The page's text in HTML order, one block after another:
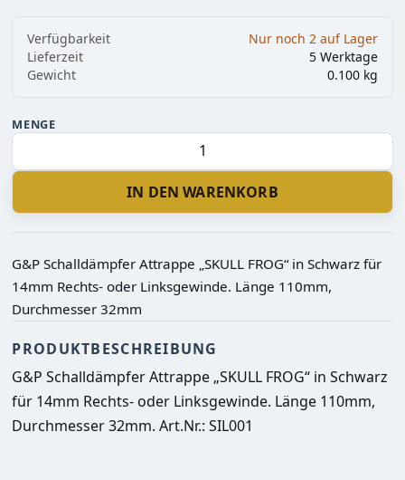
Verfügbarkeit
Nur noch 2 auf Lager
Lieferzeit
5 Werktage
Gewicht
0.100 kg
MENGE
IN DEN WARENKORB
G&P Schalldämpfer Attrappe „SKULL FROG“ in Schwarz für
14mm Rechts- oder Linksgewinde. Länge 110mm,
Durchmesser 32mm
PRODUKTBESCHREIBUNG
G&P Schalldämpfer Attrappe „SKULL FROG“ in Schwarz
für 14mm Rechts- oder Linksgewinde. Länge 110mm,
Durchmesser 32mm. Art.Nr.: SIL001